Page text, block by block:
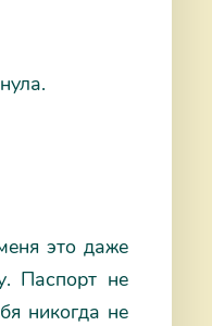
это даже
Паспорт не
никогда не